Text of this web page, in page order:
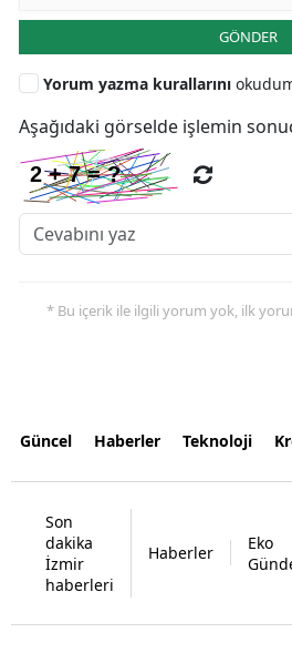
GÖNDER
Yorum yazma kurallarını
Aşağıdaki görselde işlemin
* Bu içerik ile ilgili yorum yok, ilk
Güncel Haberler Teknoloji
Son
dakika
İzmir
haberleri
Haberler
Eko